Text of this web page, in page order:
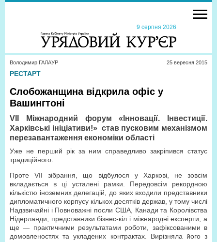
9 серпня 2026
Володимир ГАЛАУР 25 вересня 2015
РЕСТАРТ
Слобожанщина відкрила офіс у
Вашингтоні
VІІ Міжнародний форум «Інновації. Інвестиції.
Харківські ініціативи!» став пусковим механізмом
перезавантаження економіки області
Уже не перший рік за ним справедливо закріпився статус
традиційного.
Проте VІІ зібрання, що відбулося у Харкові, не зовсім
вкладається в ці усталені рамки. Передовсім рекордною
кількістю іноземних делегацій, до яких входили представники
дипломатичного корпусу кількох десятків держав, у тому числі
Надзвичайні і Повноважні посли США, Канади та Королівства
Нідерланди, представники бізнес-кіл і міжнародні експерти, а
ще — практичними результатами роботи, зафіксованими в
домовленостях та укладених контрактах. Вирізняла його з